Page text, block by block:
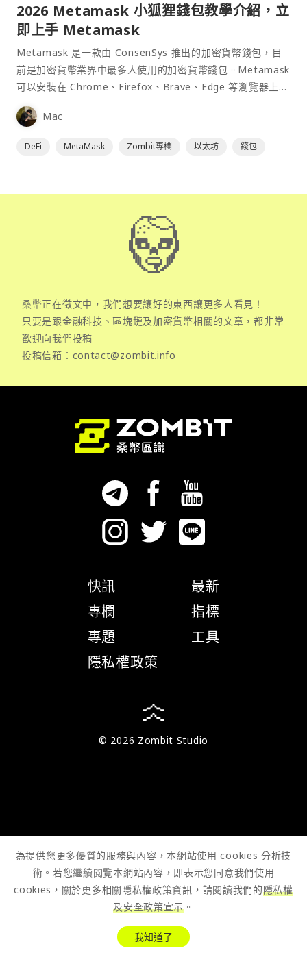
2026 Metamask 小狐狸錢包教學介紹，立
即上手 Metamask
Metamask 是一款由 ConsenSys 推出的加密貨幣錢包，目
前是加密貨幣業界中最多人使用的加密貨幣錢包。Metamask
可以安裝在 Chrome、Firefox、Brave、Edge 等瀏覽器上作
為插件使用，具備許多功能且使用上非常方便。
Mac
DeFi MetaMask Zombit專欄 以太坊 錢包
桑幣正在徵文中，我們想要讓好的東西讓更多人看見！
只要是跟金融科技、區塊鏈及加密貨幣相關的文章，都非常
歡迎向我們投稿
投稿信箱： contact@zombit.info
快訊
專欄
專題
隱私權政策
最新
指標
工具
© 2026 Zombit Studio
為提供您更多優質的服務與內容，本網站使用 cookies 分析技
術。若您繼續閱覽本網站內容，即表示您同意我們使用
cookies，關於更多相關隱私權政策資訊，請閱讀我們的隱私權
及安全政策宣示 。
我知道了